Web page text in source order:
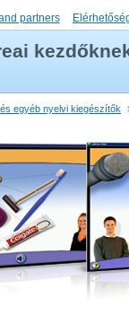
partners
egyéb nyelvi kiegészítők